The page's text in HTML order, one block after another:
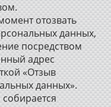
отозвать
данных,
посредством
адрес
«Отзыв
данных».